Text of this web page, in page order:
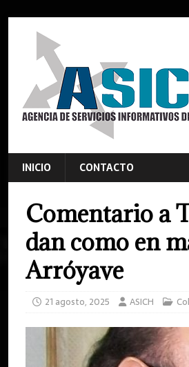
INICIO CONTACTO
Comentario a
dan como en
Arróyave
21 agosto, 2025 ASICH